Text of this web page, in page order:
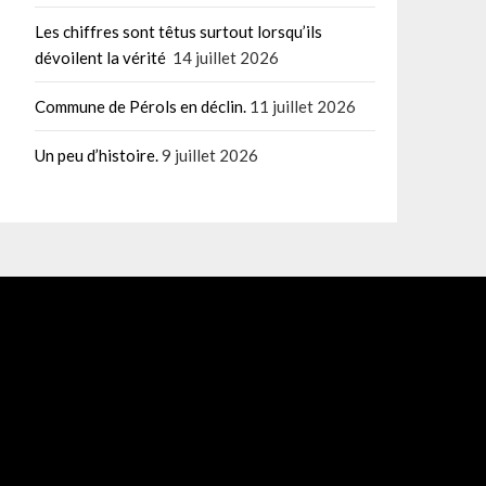
Les chiffres sont têtus surtout lorsqu’ils
dévoilent la vérité 14 juillet 2026
Commune de Pérols en déclin. 11 juillet 2026
Un peu d’histoire.9 juillet 2026